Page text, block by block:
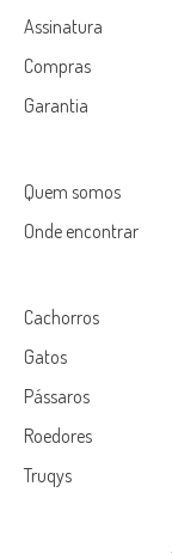
Assinatura
Compras
Garantia
Quem somos
Onde encontrar
Cachorros
Gatos
Pássaros
Roedores
Truqys